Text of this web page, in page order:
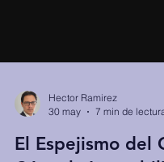
30 may
7 min de lectura